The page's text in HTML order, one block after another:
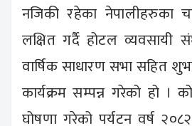
नजिकी रहेका नेपालीहरुका
लक्षित गर्दै होटल
वार्षिक साधारण सभा सहित
कार्यक्रम सम्पन्न गरेको हो ।
घोषणा गरेको पर्यटन वर्ष